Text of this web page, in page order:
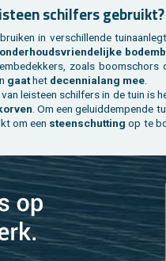
schil­fers ge­bruikt?
in ver­schil­len­de
on­der­houds­vrien­de­lij­ke
zoals boom­schors
gaathet de­cen­nia­lang mee
lei­steen schil­fers in de tuin is
. Om een ge­luid­dem­pen­de
om een steen­schut­ting op te